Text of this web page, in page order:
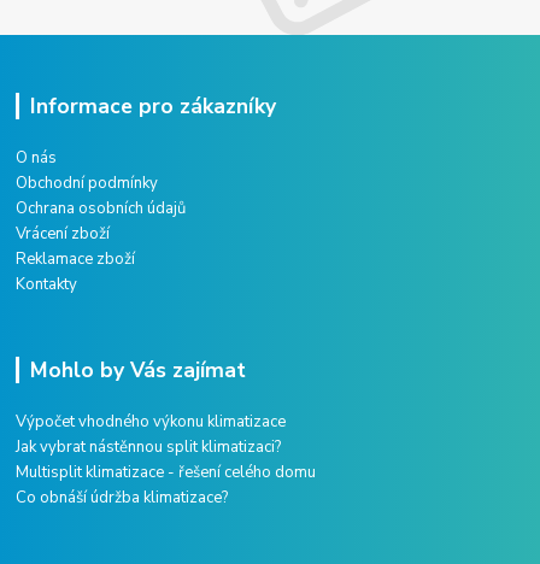
Informace pro zákazníky
O nás
Obchodní podmínky
Ochrana osobních údajů
Vrácení zboží
Reklamace zboží
Kontakty
Mohlo by Vás zajímat
Výpočet vhodného výkonu klimatizace
Jak vybrat nástěnnou split klimatizaci?
Multisplit klimatizace - řešení celého domu
Co obnáší údržba klimatizace?